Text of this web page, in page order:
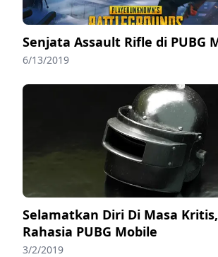
Senjata Assault Rifle di PUBG
6/13/2019
Selamatkan Diri Di Masa
Rahasia PUBG Mobile
3/2/2019